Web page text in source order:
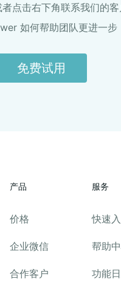
点击右下角联系我们的客
如何帮助团队更进一步
免费试用
产品
价格
企业微信
合作客户
服务
快速
帮助
功能